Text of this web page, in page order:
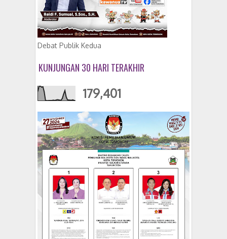
Debat Publik Kedua
KUNJUNGAN 30 HARI TERAKHIR
179,401